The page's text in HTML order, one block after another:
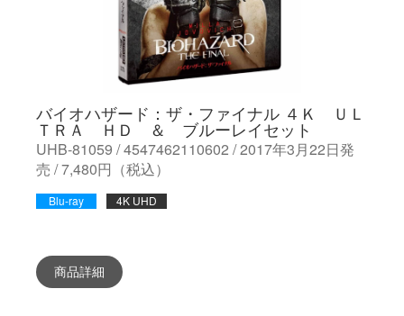
バイオハザード：ザ・ファイナル ４Ｋ ＵＬ
ＴＲＡ ＨＤ ＆ ブルーレイセット
UHB-81059 / 4547462110602 / 2017年3月22日発
売 / 7,480円（税込）
Blu-ray 4K UHD
商品詳細